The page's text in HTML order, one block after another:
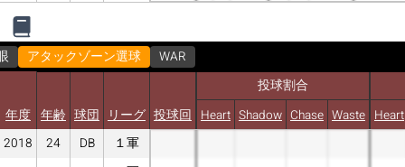
アタックゾーン選球
WAR
投球割合
年度 年齢 球団 リーグ 投球回 Heart Shadow Chase Waste Heart
2018
24 DB
１軍